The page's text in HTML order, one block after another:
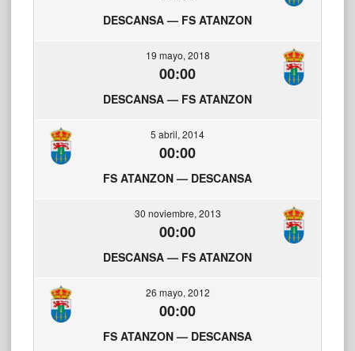
DESCANSA — FS ATANZON
19 mayo, 2018
00:00
DESCANSA — FS ATANZON
5 abril, 2014
00:00
FS ATANZON — DESCANSA
30 noviembre, 2013
00:00
DESCANSA — FS ATANZON
26 mayo, 2012
00:00
FS ATANZON — DESCANSA